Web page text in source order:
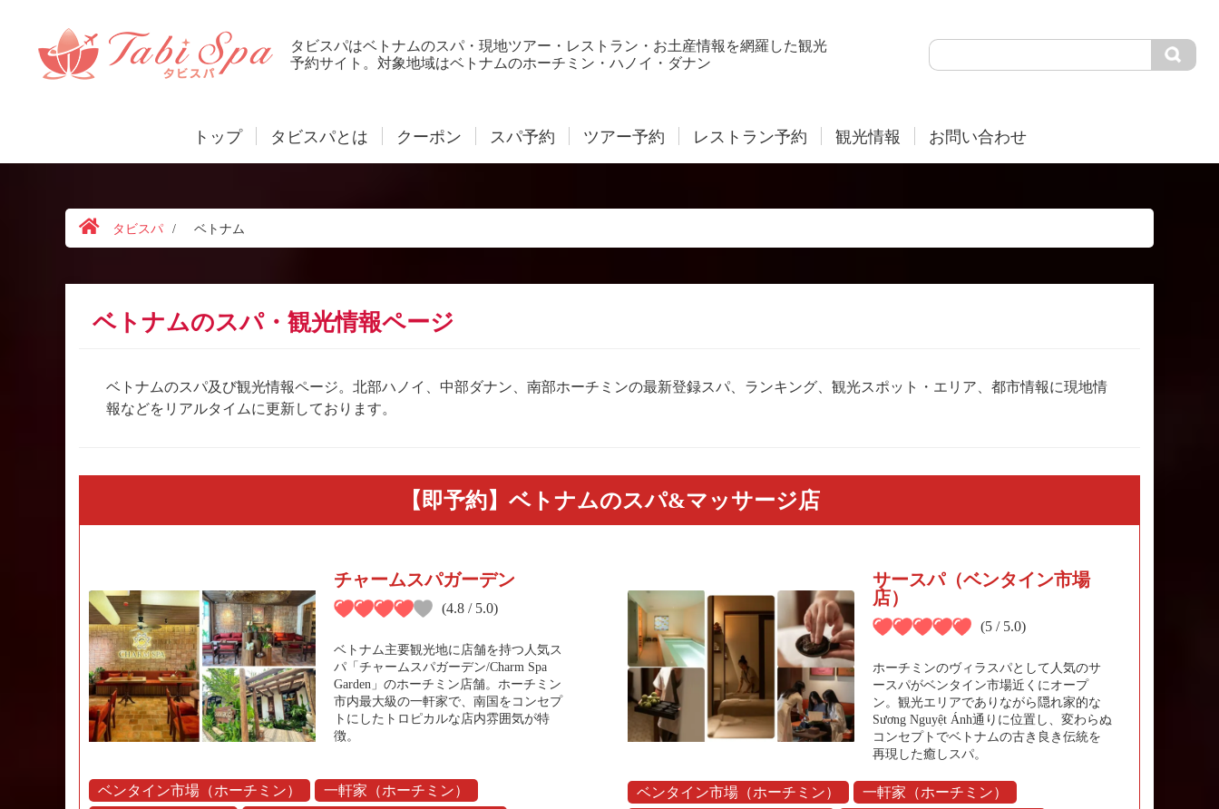
タビスパはベトナムのスパ・現地ツアー・レストラン・お土産情報を網羅した観光
予約サイト。対象地域はベトナムのホーチミン・ハノイ・ダナン
トップ タビスパとは クーポン スパ予約 ツアー予約 レストラン予約 観光情報 お問い合わせ
タビスパ / ベトナム
ベトナムのスパ・観光情報ページ
ベトナムのスパ及び観光情報ページ。北部ハノイ、中部ダナン、南部ホーチミンの最新登録スパ、ランキング、観光スポット・エリア、都市情報に現地情
報などをリアルタイムに更新しております。
【即予約】ベトナムのスパ&マッサージ店
チャームスパガーデン
(4.8 / 5.0)
ベトナム主要観光地に店舗を持つ人気ス
パ「チャームスパガーデン/Charm Spa
Garden」のホーチミン店舗。ホーチミン
市内最大級の一軒家で、南国をコンセプ
トにしたトロピカルな店内雰囲気が特
徴。
ベンタイン市場（ホーチミン）
一軒家（ホーチミン）
サースパ（ベンタイン市場
店）
(5 / 5.0)
ホーチミンのヴィラスパとして人気のサ
ースパがベンタイン市場近くにオープ
ン。観光エリアでありながら隠れ家的な
Sương Nguyệt Ánh通りに位置し、変わらぬ
コンセプトでベトナムの古き良き伝統を
再現した癒しスパ。
ベンタイン市場（ホーチミン）
一軒家（ホーチミン）